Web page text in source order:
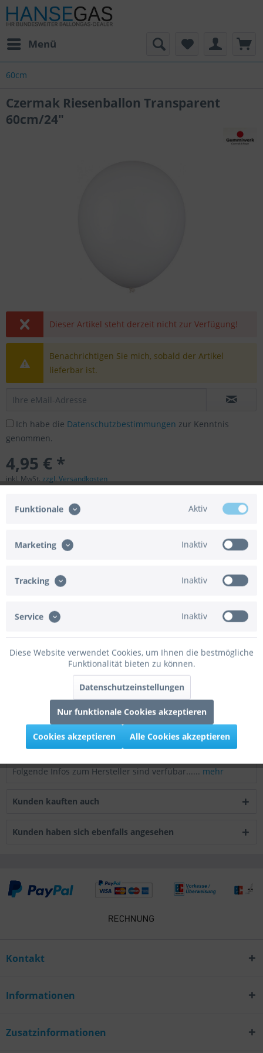
Menü
60cm
Czermak Riesenballon Transparent
60cm/24"
Dieser Artikel steht derzeit nicht zur Verfügung!
Benachrichtigen Sie mich, sobald der Artikel
lieferbar ist.
Ich habe die Datenschutzbestimmungen zur Kenntnis
genommen.
4,95 € *
inkl. MwSt. zzgl. Versandkosten
Artikel-Nr.:
Helium geeignet:
Luft geeignet:
Der Artikel wird ohne Gasfüllung
Beschreibung
Eigenschaften dieses Ballonmodells Ballondurchmesser:
60cm Ballonmaterial: Naturlatex...mehr
Bewertungen
0
Bewertungen lesen, schreiben und diskutieren...mehr
Folgende Infos zum Hersteller sind verfübar...... mehr
Kunden kauften auch
Kunden haben sich ebenfalls angesehen
Kontakt
Informationen
Zusatzinformationen
Funktionale Aktiv
Marketing Inaktiv
Tracking Inaktiv
Service Inaktiv
Diese Website verwendet Cookies, um Ihnen die bestmögliche
Funktionalität bieten zu können.
Datenschutzeinstellungen
Nur funktionale Cookies akzeptieren
Cookies akzeptieren Alle Cookies akzeptieren